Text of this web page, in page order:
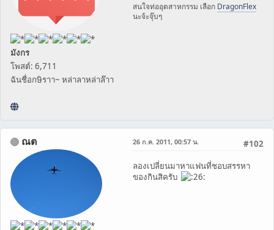
มังกร
โพสต์: 6,711
ฉันชื่อกษิราา~ หล่าลาหล่าล๊าา
สนใจท่ออุตสาหกรรม​ เลือก DragonFlex
นะจ้ะ​จุ๊บๆ​
ณต #102
26 ก.ค. 2011, 00:57 น.
ลองเปลี่ยนมาหาแฟนที่ชอบสรรหา
ของกินสิครับ